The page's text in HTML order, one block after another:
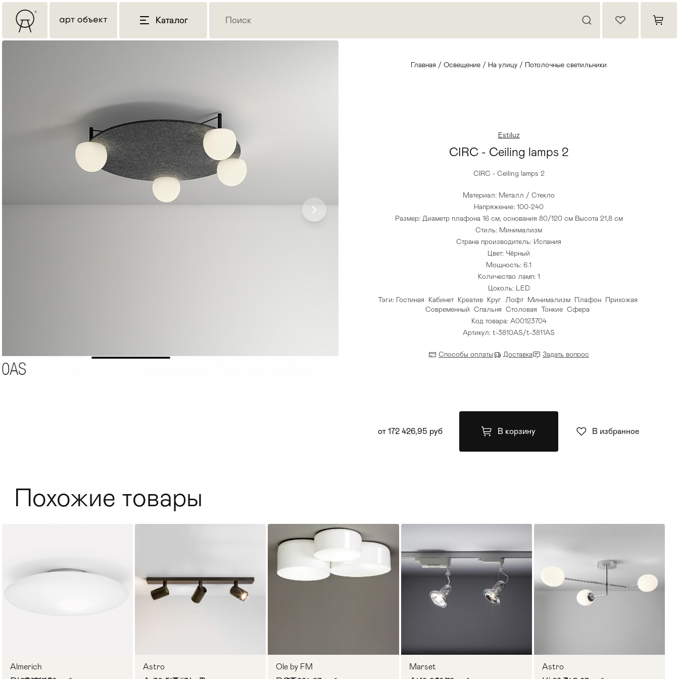
Каталог
Главная / Освещение / На улицу / Потолочные светильники
Estiluz
CIRC - Ceiling lamps 2
CIRC - Ceiling lamps 2
Материал: Металл / Стекло
Напряжение: 100-240
Размер: Диаметр плафона 16 см, основания 80/120 см Высота 21,8 см
Стиль: Минимализм
Страна производитель: Испания
Цвет: Чёрный
Мощность: 6.1
Количество ламп: 1
Цоколь: LED
Тэги: Гостиная Кабинет Креатив Круг Лофт Минимализм Плафон Прихожая
Современный Спальня Столовая Тонкие Сфера
Код товара: A00123704
Артикул: t-3810AS/t-3811AS
Способы оплаты Доставка Задать вопрос
от 172 426,95 руб В корзину В избранное
Похожие товары
Almerich Astro Ole by FM Marset Astro